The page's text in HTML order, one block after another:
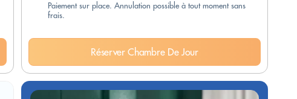
Paiement sur place. Annulation possible à tout moment sans
frais.
Réserver Chambre De Jour